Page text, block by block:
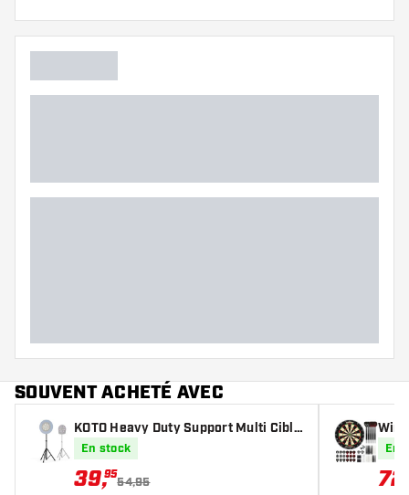
SOUVENT ACHETÉ AVEC
KOTO Heavy Duty Support Multi Cible
Fléchettes
En stock
39,95
54,95
En
72